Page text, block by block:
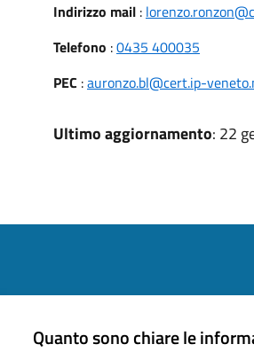
Indirizzo mail:
Telefono :0435 400035
PEC :auronzo.bl@cert.ip-
Ultimo aggiornamento: 22
Quanto sono chiare le